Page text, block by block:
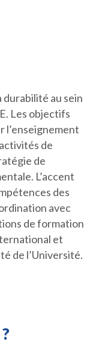
durabilité au sein
Les objectifs
de
de
L’accent
des
avec
de formation
et
de l’Université.